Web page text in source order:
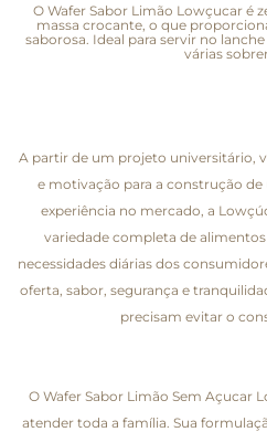
O Wafer Sabor Limão Lowçucar é
massa crocante, o que
saborosa. Ideal para servir no
várias
A partir de um projeto universitário,
e motivação para a construção
experiência no mercado, a
variedade completa de
necessidades diárias dos
oferta, sabor, segurança e
precisam evitar o
O Wafer Sabor Limão Sem Açucar
atender toda a família. Sua